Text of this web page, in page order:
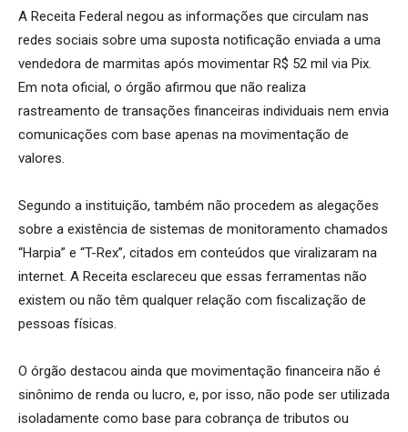
A Receita Federal negou as informações que circulam nas
redes sociais sobre uma suposta notificação enviada a uma
vendedora de marmitas após movimentar R$ 52 mil via Pix.
Em nota oficial, o órgão afirmou que não realiza
rastreamento de transações financeiras individuais nem envia
comunicações com base apenas na movimentação de
valores.
Segundo a instituição, também não procedem as alegações
sobre a existência de sistemas de monitoramento chamados
“Harpia” e “T-Rex”, citados em conteúdos que viralizaram na
internet. A Receita esclareceu que essas ferramentas não
existem ou não têm qualquer relação com fiscalização de
pessoas físicas.
O órgão destacou ainda que movimentação financeira não é
sinônimo de renda ou lucro, e, por isso, não pode ser utilizada
isoladamente como base para cobrança de tributos ou